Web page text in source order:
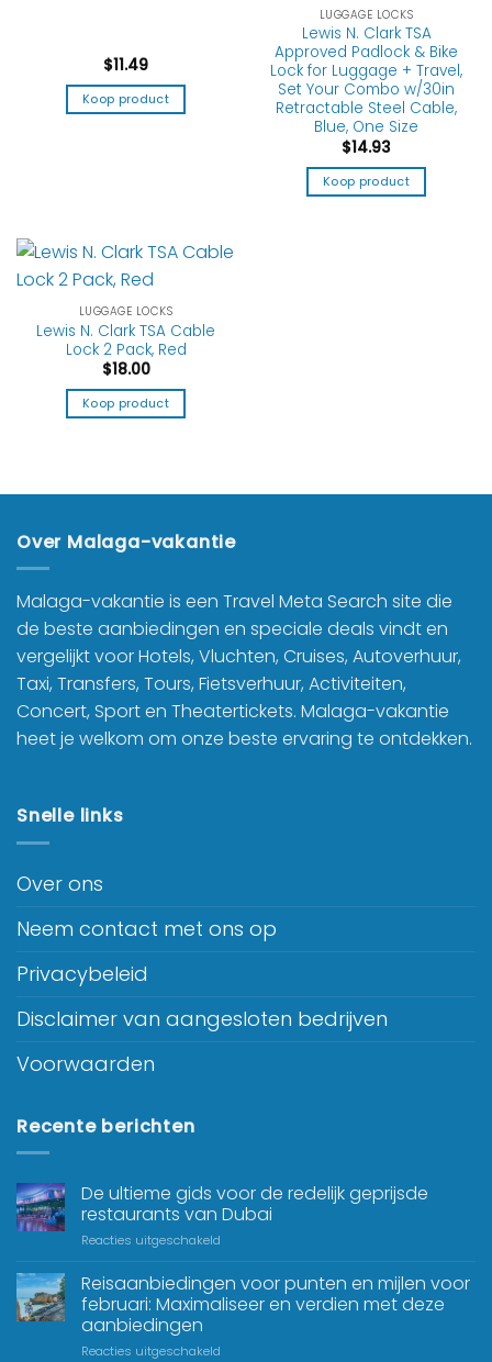
$11.49
Koop product
LUGGAGE LOCKS
Lewis N. Clark TSA
Approved Padlock & Bike
Lock for Luggage + Travel,
Set Your Combo w/30in
Retractable Steel Cable,
Blue, One Size
$14.93
Koop product
LUGGAGE LOCKS
Lewis N. Clark TSA Cable
Lock 2 Pack, Red
$18.00
Koop product
Over Malaga-vakantie
Malaga-vakantie is een Travel Meta Search site die
de beste aanbiedingen en speciale deals vindt en
vergelijkt voor Hotels, Vluchten, Cruises, Autoverhuur,
Taxi, Transfers, Tours, Fietsverhuur, Activiteiten,
Concert, Sport en Theatertickets. Malaga-vakantie
heet je welkom om onze beste ervaring te ontdekken.
Snelle links
Over ons
Neem contact met ons op
Privacybeleid
Disclaimer van aangesloten bedrijven
Voorwaarden
Recente berichten
De ultieme gids voor de redelijk geprijsde
restaurants van Dubai
Reacties uitgeschakeld
Reisaanbiedingen voor punten en mijlen voor
februari: Maximaliseer en verdien met deze
aanbiedingen
Reacties uitgeschakeld